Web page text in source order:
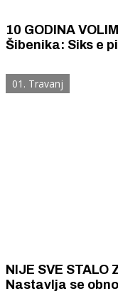
10 GODINA VOLIM ŠIBENIK
Šibenika: Siks e
prije 87 godina?
01. Travanj
NIJE SVE STALO
Nastavlja se